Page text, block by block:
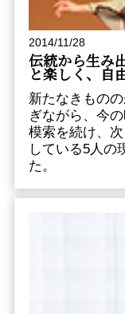
2014/11/28
伝統から生み
と楽しく、自
新たなきもの
ぎながら、今
模索を続け、
している5人の
た。